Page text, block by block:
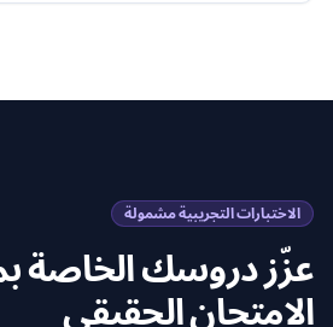
الاختبارات التجريبية مشمولة
عزّز دروسك الخاصة
الامتحان الحقيقي